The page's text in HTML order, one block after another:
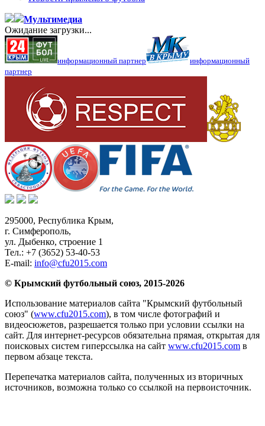
Мультимедиа
Ожидание загрузки...
информационный партнер
информационный
партнер
295000, Республика Крым,
г. Симферополь,
ул. Дыбенко, строение 1
Тел.: +7 (3652) 53-40-53
E-mail: info@cfu2015.com
© Крымский футбольный союз, 2015-2026
Использование материалов сайта "Крымский футбольный
союз" (www.cfu2015.com), в том числе фотографий и
видеосюжетов, разрешается только при условии ссылки на
сайт. Для интернет-ресурсов обязательна прямая, открытая для
поисковых систем гиперссылка на сайт www.cfu2015.com в
первом абзаце текста.
Перепечатка материалов сайта, полученных из вторичных
источников, возможна только со ссылкой на первоисточник.